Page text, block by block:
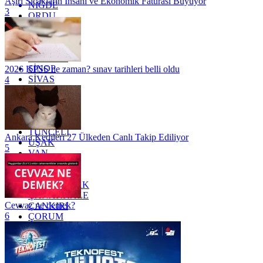
NİĞDE
ORDU
OSMANİYE
RİZE
SAKARYA
SAMSUN
SİNOP
SİVAS
SİİRT
TEKİRDAĞ
TOKAT
TRABZON
TUNCELİ
UŞAK
VAN
YALOVA
YOZGAT
ZONGULDAK
ÇANAKKALE
ÇANKIRI
ÇORUM
İSTANBUL
İZMİR
ŞANLIURFA
ŞIRNAK
3
2026 KPSS ne zaman? sınav tarihleri belli oldu
4
Ankara Kedileri 27 Ülkeden Canlı Takip Ediliyor
5
Cevvaz ne demek?
6